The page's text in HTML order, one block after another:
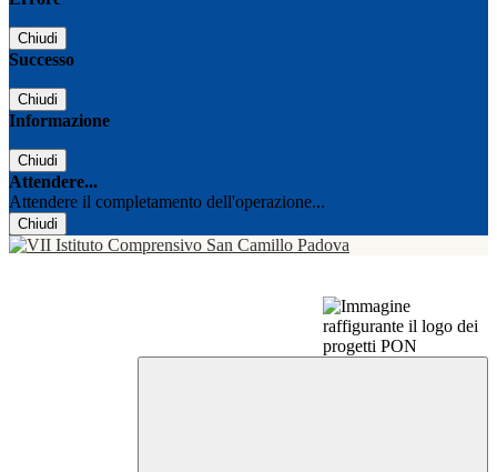
Chiudi
Successo
Chiudi
Informazione
Chiudi
Attendere...
Attendere il completamento dell'operazione...
Chiudi